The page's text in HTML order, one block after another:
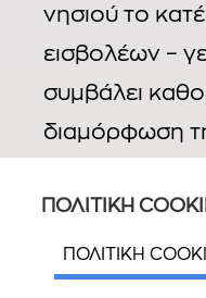
νησιού το
εισβολέων –
συμβάλει
διαμόρφωση
του. Η Παλιά
Μνημείο
ΠΟΛΙΤΙΚΗ
ΠΟΛΙΤΙΚΗ